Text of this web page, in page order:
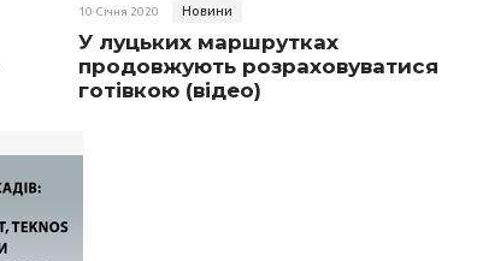
10 Січня 2020 Новини
У луцьких маршрутках
продовжують розраховуватися
готівкою (відео)